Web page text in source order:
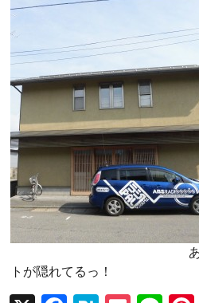
あっ、ラジパ
トが隠れてるっ！